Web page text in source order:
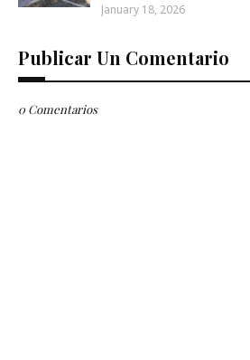
January 18, 2026
Publicar Un Comentario
0 Comentarios